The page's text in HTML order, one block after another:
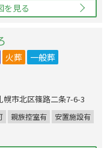
を見る
火葬 一般葬
幌市北区篠路二条7-6-3
親族控室有
安置施設有